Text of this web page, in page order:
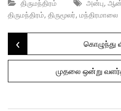
திருமந்திரம் அன்பு,
திருமந்திரம், திருமூலர், மந்திரமாலை
Post
‹ கொழுந்து
முதலை ஒன்று